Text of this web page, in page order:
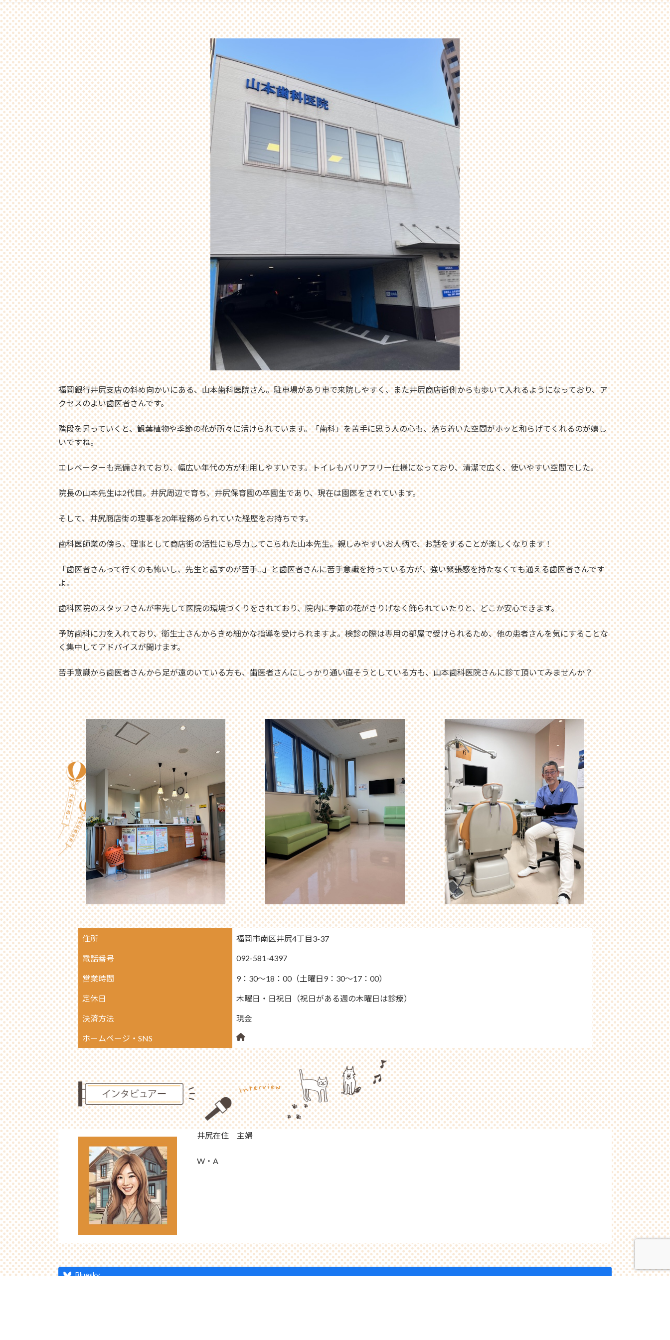
福岡銀行井尻支店の斜め向かいにある、山本歯科医院さん。駐車場があり車で来院しやすく、また井尻商店街側からも歩いて入れるようになっており、ア
クセスのよい歯医者さんです。
階段を昇っていくと、観葉植物や季節の花が所々に活けられています。「歯科」を苦手に思う人の心も、落ち着いた空間がホッと和らげてくれるのが嬉し
いですね。
エレベーターも完備されており、幅広い年代の方が利用しやすいです。トイレもバリアフリー仕様になっており、清潔で広く、使いやすい空間でした。
院長の山本先生は2代目。井尻周辺で育ち、井尻保育園の卒園生であり、現在は園医をされています。
そして、井尻商店街の理事を20年程務められていた経歴をお持ちです。
歯科医師業の傍ら、理事として商店街の活性にも尽力してこられた山本先生。親しみやすいお人柄で、お話をすることが楽しくなります！
「歯医者さんって行くのも怖いし、先生と話すのが苦手…」と歯医者さんに苦手意識を持っている方が、強い緊張感を持たなくても通える歯医者さんです
よ。
歯科医院のスタッフさんが率先して医院の環境づくりをされており、院内に季節の花がさりげなく飾られていたりと、どこか安心できます。
予防歯科に力を入れており、衛生士さんからきめ細かな指導を受けられますよ。検診の際は専用の部屋で受けられるため、他の患者さんを気にすることな
く集中してアドバイスが聞けます。
苦手意識から歯医者さんから足が遠のいている方も、歯医者さんにしっかり通い直そうとしている方も、山本歯科医院さんに診て頂いてみませんか？
住所 福岡市南区井尻4丁目3-37
電話番号 092-581-4397
営業時間 9：30～18：00（土曜日9：30～17：00）
定休日 木曜日・日祝日（祝日がある週の木曜日は診療）
決済方法 現金
ホームページ・SNS
井尻在住 主婦
W・A
Bluesky